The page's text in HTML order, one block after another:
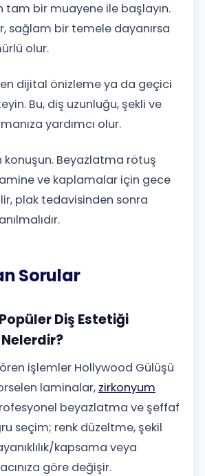
tam bir muayene ile başlayın.
sağlam bir temele dayanırsa
olur.
dijital önizleme ya da geçici
Bu, diş uzunluğu, şekli ve
yardımcı olur.
konuşun. Beyazlatma rötuş
ve kaplamalar için gece
plak tedavisinden sonra
Sorular
Diş Estetiği
işlemler Hollywood Gülüşü
laminalar, zirkonyum
beyazlatma ve şeffaf
seçim; renk düzeltme, şekil
kapsama veya
göre değişir.